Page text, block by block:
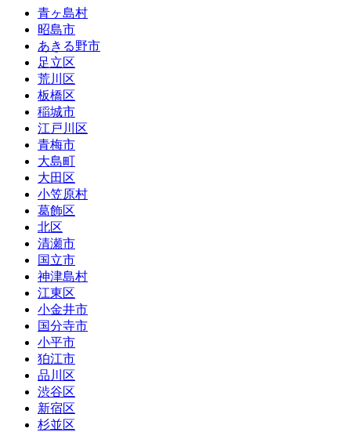
青ヶ島村
昭島市
あきる野市
足立区
荒川区
板橋区
稲城市
江戸川区
青梅市
大島町
大田区
小笠原村
葛飾区
北区
清瀬市
国立市
神津島村
江東区
小金井市
国分寺市
小平市
狛江市
品川区
渋谷区
新宿区
杉並区